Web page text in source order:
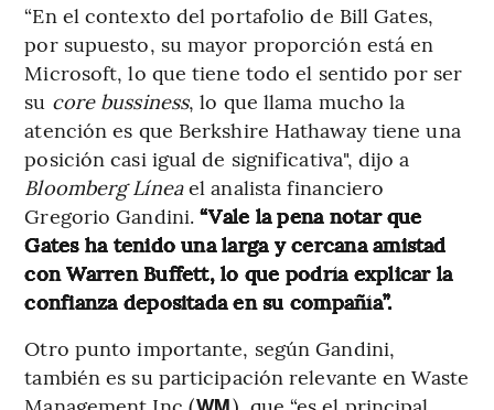
“En el contexto del portafolio de Bill Gates,
por supuesto, su mayor proporción está en
Microsoft, lo que tiene todo el sentido por ser
su core bussiness, lo que llama mucho la
atención es que Berkshire Hathaway tiene una
posición casi igual de significativa", dijo a
Bloomberg Líneael analista financiero
Gregorio Gandini.“Vale la pena notar que
Gates ha tenido una larga y cercana amistad
con Warren Buffett, lo que podría explicar la
confianza depositada en su compañía”.
Otro punto importante, según Gandini,
también es su participación relevante en Waste